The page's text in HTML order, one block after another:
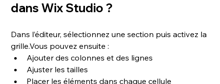
dans Wix Studio ?
Dans l’éditeur, sélectionnez une section puis activez la
grille.Vous pouvez ensuite :
Ajouter des colonnes et des lignes
Ajuster les tailles
Placer les éléments dans chaque cellule